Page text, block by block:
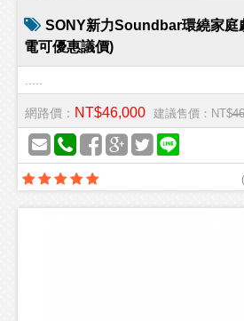
SONY新力Soundbar環繞家庭
電可優惠議價)
網路價： NT$46,000 建議售價：NT$
(